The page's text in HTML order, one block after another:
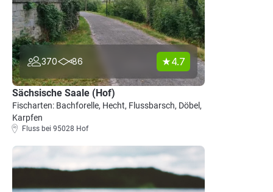
370 86 4.7
Sächsische Saale (Hof)
Fischarten: Bachforelle, Hecht, Flussbarsch, Döbel,
Karpfen
Fluss bei 95028 Hof